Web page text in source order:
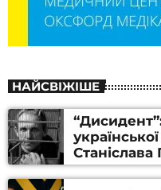
НАЙСВІЖІШЕ
Станіслава
Алфьорова